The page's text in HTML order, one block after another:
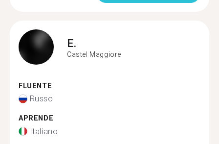
E.
Castel Maggiore
FLUENTE
Russo
APRENDE
Italiano